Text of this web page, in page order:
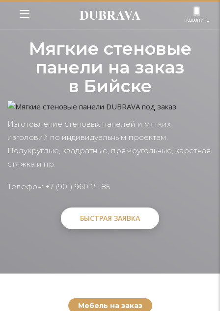
DUBRAVA позвонить
Мягкие стеновые
панели на заказ
в Бийске
Изготовление стеновых панелей и мягких
изголовий по индивидуальным проектам.
Полукруглые, квадратные, прямоугольные, каретная
стяжка и пр.
Телефон: +7 (901) 960-21-85
БЫСТРАЯ ЗАЯВКА
БЫСТРАЯ ЗАЯВКА
Мебель на заказ